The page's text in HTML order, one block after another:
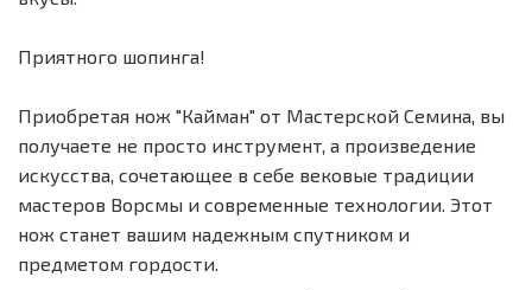
Приятного шопинга!
Приобретая нож "Кайман" от Мастерской Семина, вы
получаете не просто инструмент, а произведение
искусства, сочетающее в себе вековые традиции
мастеров Ворсмы и современные технологии. Этот
нож станет вашим надежным спутником и
предметом гордости.